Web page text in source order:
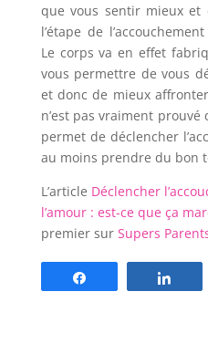
que vous sentir mieux et
l’étape de
Le corps va en effet
vous permettre de vous
et donc de mieux
n’est pas vraiment
permet de déclencher
au moins prendre du bon
L’article Déclencher
l’amour : est-ce que ça
premier sur Supers